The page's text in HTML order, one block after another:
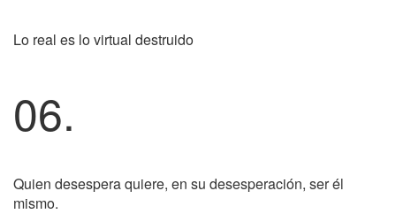
Lo real es lo virtual destruido
06.
Quien desespera quiere, en su desesperación, ser él
mismo.